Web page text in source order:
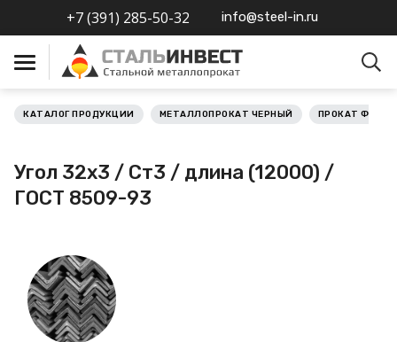
+7 (391) 285-50-32 info@steel-in.ru
Металлопрокат
нержавеющий
Металлопрокат
калиброванный
КАТАЛОГ ПРОДУКЦИИ МЕТАЛЛОПРОКАТ ЧЕРНЫЙ ПРОКАТ
Угол 32х3 / Ст3 / длина (12000) /
ГОСТ 8509-93